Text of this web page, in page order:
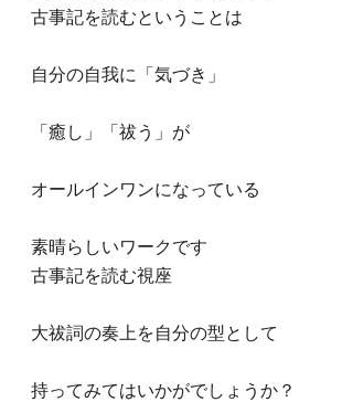
古事記を読むということは
自分の自我に「気づき」
「癒し」「祓う」が
オールインワンになっている
素晴らしいワークです
古事記を読む視座
大祓詞の奏上を自分の型として
持ってみてはいかがでしょうか？